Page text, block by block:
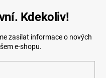
Kdekoliv!
zasílat informace o nových
e-shopu.